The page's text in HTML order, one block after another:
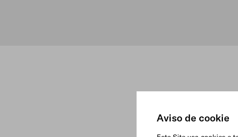
Aviso de cookie